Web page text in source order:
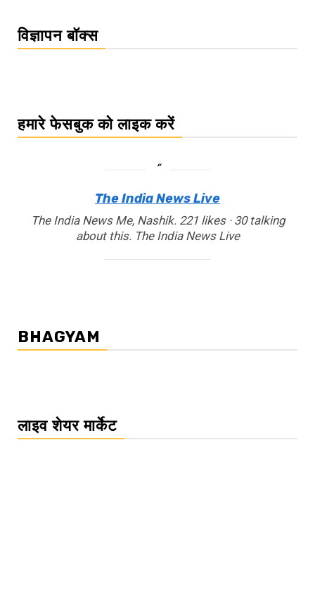
विज्ञापन बॉक्स
हमारे फेसबुक को लाइक करें
The India News Live
The India News Me, Nashik. 221 likes · 30 talking
about this. The India News Live
BHAGYAM
लाइव शेयर मार्केट